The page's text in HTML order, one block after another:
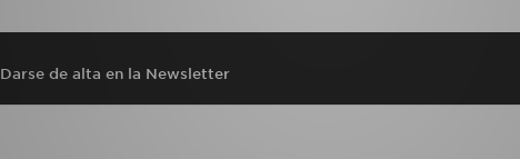
Darse de alta en la Newsletter